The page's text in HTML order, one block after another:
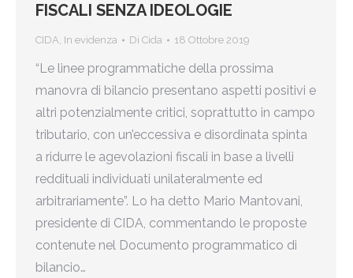
FISCALI SENZA IDEOLOGIE
CIDA, In evidenza Di Cida 18 Ottobre 2019
“Le linee programmatiche della prossima
manovra di bilancio presentano aspetti positivi e
altri potenzialmente critici, soprattutto in campo
tributario, con un’eccessiva e disordinata spinta
a ridurre le agevolazioni fiscali in base a livelli
reddituali individuati unilateralmente ed
arbitrariamente”. Lo ha detto Mario Mantovani,
presidente di CIDA, commentando le proposte
contenute nel Documento programmatico di
bilancio…